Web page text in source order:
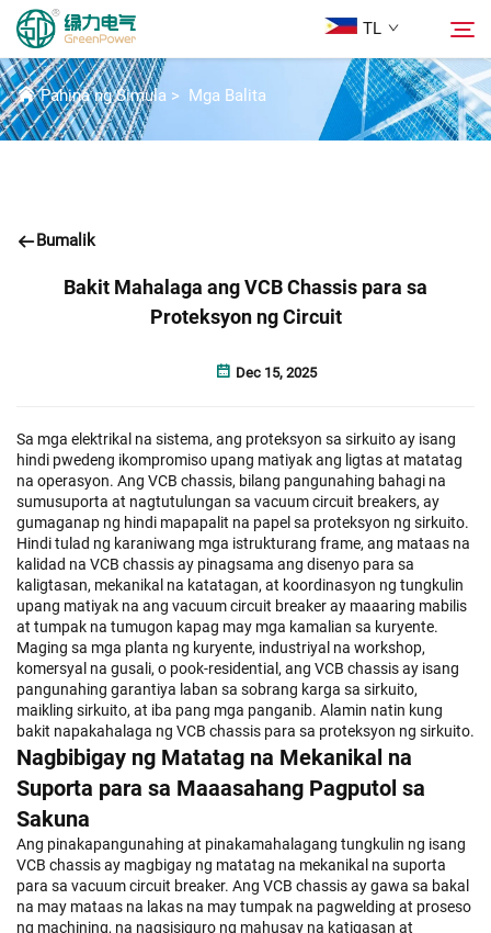
TL
Mga Produkto
Makipag-ugnayan sa Amin
BALITA
Pahina ng Simula > Mga Balita
Bumalik
Bakit Mahalaga ang VCB Chassis para sa
Proteksyon ng Circuit
Dec 15, 2025
Sa mga elektrikal na sistema, ang proteksyon sa sirkuito ay isang
hindi pwedeng ikompromiso upang matiyak ang ligtas at matatag
na operasyon. Ang VCB chassis, bilang pangunahing bahagi na
sumusuporta at nagtutulungan sa vacuum circuit breakers, ay
gumaganap ng hindi mapapalit na papel sa proteksyon ng sirkuito.
Hindi tulad ng karaniwang mga istrukturang frame, ang mataas na
kalidad na VCB chassis ay pinagsama ang disenyo para sa
kaligtasan, mekanikal na katatagan, at koordinasyon ng tungkulin
upang matiyak na ang vacuum circuit breaker ay maaaring mabilis
at tumpak na tumugon kapag may mga kamalian sa kuryente.
Maging sa mga planta ng kuryente, industriyal na workshop,
komersyal na gusali, o pook-residential, ang VCB chassis ay isang
pangunahing garantiya laban sa sobrang karga sa sirkuito,
maikling sirkuito, at iba pang mga panganib. Alamin natin kung
bakit napakahalaga ng VCB chassis para sa proteksyon ng sirkuito.
Nagbibigay ng Matatag na Mekanikal na
Suporta para sa Maaasahang Pagputol sa
Sakuna
Ang pinakapangunahing at pinakamahalagang tungkulin ng isang
VCB chassis ay magbigay ng matatag na mekanikal na suporta
para sa vacuum circuit breaker. Ang VCB chassis ay gawa sa bakal
na may mataas na lakas na may tumpak na pagwelding at proseso
ng machining, na nagsisiguro ng mahusay na katigasan at